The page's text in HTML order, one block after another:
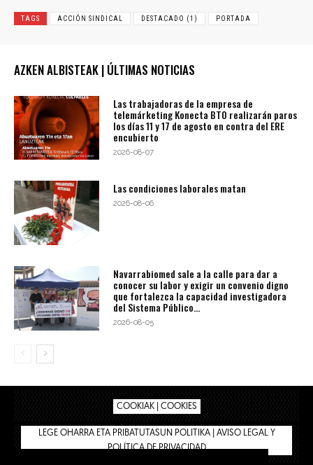
TAGS ACCIÓN SINDICAL DESTACADO (1) PORTADA
AZKEN ALBISTEAK | ÚLTIMAS NOTICIAS
Las trabajadoras de la empresa de
telemárketing Konecta BTO realizarán paros
los días 11 y 17 de agosto en contra del ERE
encubierto
2026-08-07
Las condiciones laborales matan
2026-08-06
Navarrabiomed sale a la calle para dar a
conocer su labor y exigir un convenio digno
que fortalezca la capacidad investigadora
del Sistema Público...
2026-08-05
COOKIAK | COOKIES
LEGE OHARRA ETA PRIBATUTASUN POLITIKA | AVISO LEGAL Y
POLÍTICA DE PRIVACIDAD